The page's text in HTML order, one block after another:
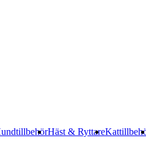
Häst & Ryttare